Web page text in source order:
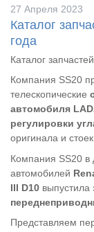
27 Апреля 2023
Каталог
года
Каталог
Компания SS20
телескопические
автомобиля
регулировки
оригинала и
Компания SS20 в
автомобилей
III D10 выпустила
Представляем